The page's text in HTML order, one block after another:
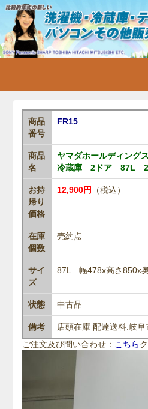
中古家電・洗
テレビ・パソ
市内：フ
商品
番号
FR15
商品
名
ヤマダホールディン
冷蔵庫 2ドア 87L
お持
帰り
価格
12,900円 （税込）
在庫
個数
売約点
サイ
ズ
87L 幅478x高さ850x
状態 中古品
備考 店頭在庫 配達送料:岐阜
ご注文及び問い合わせ： こちら